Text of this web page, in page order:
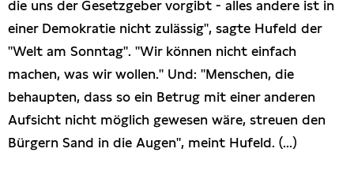
die uns der Gesetzgeber vorgibt - alles andere ist in
einer Demokratie nicht zulässig", sagte Hufeld der
"Welt am Sonntag". "Wir können nicht einfach
machen, was wir wollen." Und: "Menschen, die
behaupten, dass so ein Betrug mit einer anderen
Aufsicht nicht möglich gewesen wäre, streuen den
Bürgern Sand in die Augen", meint Hufeld. (...)